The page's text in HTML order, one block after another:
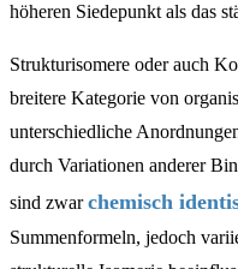
höheren Siedepunkt als das
Strukturisomere oder auch
breitere Kategorie von
unterschiedliche
durch Variationen anderer
sind zwarchemisch
Summenformeln, jedoch